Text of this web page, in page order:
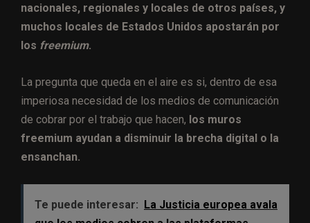
nacionales, regionales y locales de otros países, y
muchos locales de Estados Unidos apostarán por
los freemium.
La pregunta que queda en el aire es si, dentro de esa
imperiosa necesidad de los medios de comunicación
de cobrar por el trabajo que hacen, los muros
freemium ayudan a disminuir la brecha digital o la
ensanchan.
Te puede interesar: La Justicia europea avala